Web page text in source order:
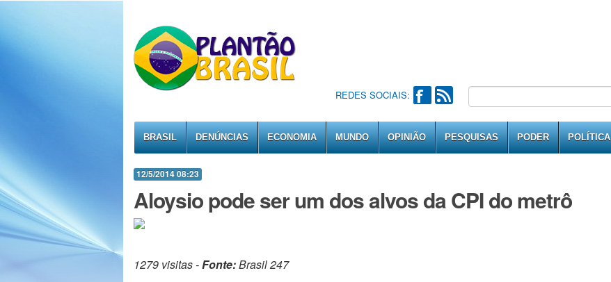
REDES SOCIAIS:
BRASIL DENÚNCIAS ECONOMIA MUNDO OPINIÃO PESQUISAS PODER POLÍTICA
12/5/2014 08:23
Aloysio pode ser um dos alvos da CPI do metrô
1279 visitas -Fonte:Brasil 247